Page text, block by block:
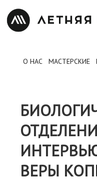
О НАС МАСТЕРСКИЕ
ВЕРЫ